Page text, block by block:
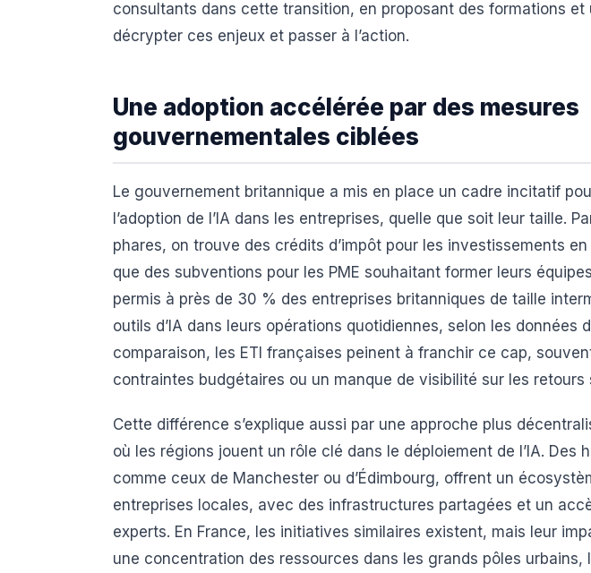
consultants dans cette transition, en proposant des formations et
décrypter ces enjeux et passer à l’action.
Une adoption accélérée par des mesures
gouvernementales ciblées
Le gouvernement britannique a mis en place un cadre incitatif
l’adoption de l’IA dans les entreprises, quelle que soit leur taille.
phares, on trouve des crédits d’impôt pour les investissements en
que des subventions pour les PME souhaitant former leurs
permis à près de 30 % des entreprises britanniques de taille
outils d’IA dans leurs opérations quotidiennes, selon les données
comparaison, les ETI françaises peinent à franchir ce cap,
contraintes budgétaires ou un manque de visibilité sur les retours
Cette différence s’explique aussi par une approche plus
où les régions jouent un rôle clé dans le déploiement de l’IA. Des
comme ceux de Manchester ou d’Édimbourg, offrent un
entreprises locales, avec des infrastructures partagées et un
experts. En France, les initiatives similaires existent, mais leur
une concentration des ressources dans les grands pôles urbains,